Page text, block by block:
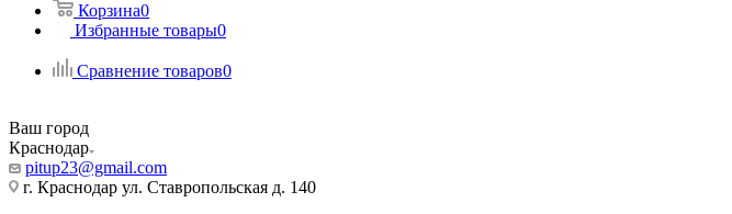
Корзина0
Избранные товары0
Сравнение товаров0
Ваш город
Краснодар
pitup23@gmail.com
г. Краснодар ул. Ставропольская д. 140